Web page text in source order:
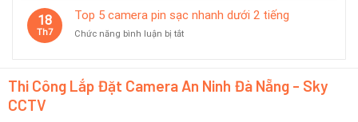
dùng
8
báo
trực
tiếp
18
Th7
Top 5 camera pin sạc nhanh dưới 2 tiếng
Chức năng bình luận bị tắtở
pin
Thi Công Lắp Đặt Camera An Ninh Đà Nẵng - Sky
CCTV